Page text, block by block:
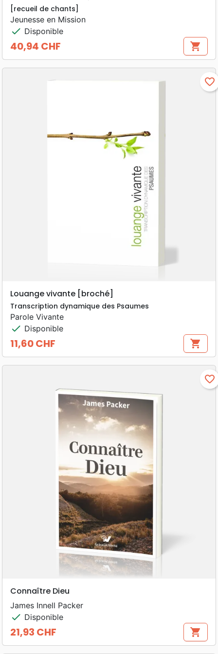
[recueil de chants]
Jeunesse en Mission
check Disponible
Prix
40,94 CHF shopping_cart
favorite_border
Louange vivante [broché]
Transcription dynamique des Psaumes
Parole Vivante
check Disponible
Prix
11,60 CHF shopping_cart
favorite_border
Connaître Dieu
James Innell Packer
check Disponible
Prix
21,93 CHF shopping_cart